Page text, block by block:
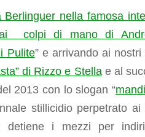
nella famosa
colpi di mano di
Pulite” e arrivando ai nostri
di Rizzo e Stellae al
2013 con lo slogan “
stillicidio perpetrato ai
detiene i mezzi per